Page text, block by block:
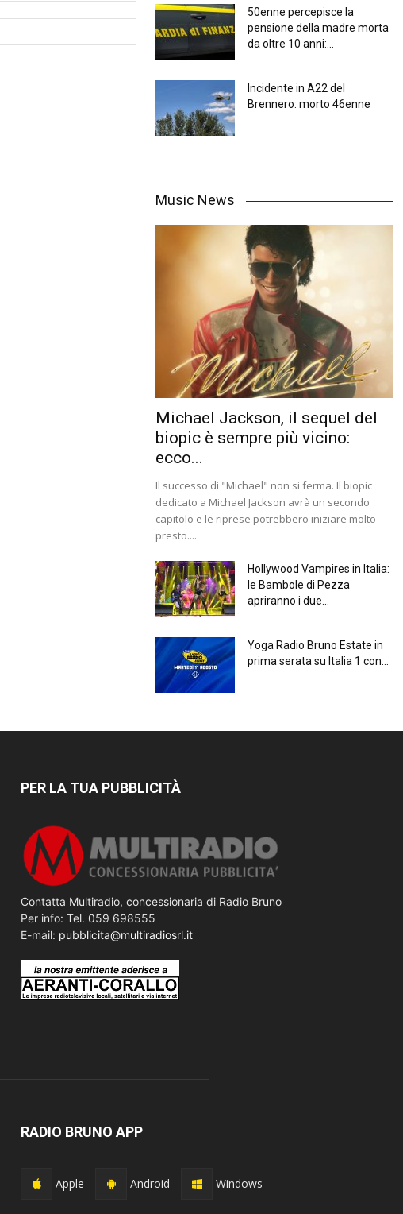
50enne percepisce la
pensione della madre morta
da oltre 10 anni:...
Incidente in A22 del
Brennero: morto 46enne
Music News
Michael Jackson, il sequel del
biopic è sempre più vicino:
ecco...
Il successo di "Michael" non si ferma. Il biopic
dedicato a Michael Jackson avrà un secondo
capitolo e le riprese potrebbero iniziare molto
presto....
Hollywood Vampires in Italia:
le Bambole di Pezza
apriranno i due...
Yoga Radio Bruno Estate in
prima serata su Italia 1 con...
PER LA TUA PUBBLICITÀ
Contatta Multiradio, concessionaria di Radio Bruno
Per info: Tel. 059 698555
E-mail: pubblicita@multiradiosrl.it
RADIO BRUNO APP
Apple Android Windows